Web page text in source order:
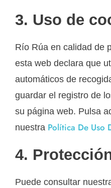
3. Uso de
Río Rúa en calidad de
esta web declara que
automáticos de
guardar el registro de
su página web. Pulsa
nuestra Política De Uso
4.
Puede consultar